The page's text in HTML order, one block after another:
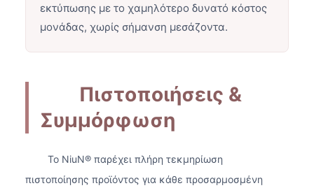
εκτύπωσης με το χαμηλότερο δυνατό κόστος
μονάδας, χωρίς σήμανση μεσάζοντα.
Πιστοποιήσεις &
Συμμόρφωση
Το NiuN® παρέχει πλήρη τεκμηρίωση
πιστοποίησης προϊόντος για κάθε προσαρμοσμένη